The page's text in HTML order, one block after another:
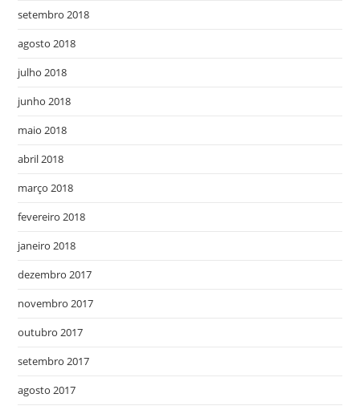
setembro 2018
agosto 2018
julho 2018
junho 2018
maio 2018
abril 2018
março 2018
fevereiro 2018
janeiro 2018
dezembro 2017
novembro 2017
outubro 2017
setembro 2017
agosto 2017